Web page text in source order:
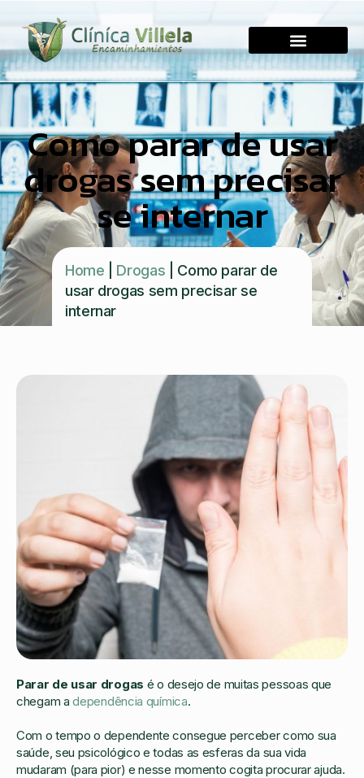
Como parar de usar
drogas sem precisar
se internar
Home Drogas
Como parar de
usar drogas sem precisar se
internar
Parar de usar drogas é o desejo de muitas pessoas que
chegam adependência química.
Com o tempo o dependente consegue perceber como sua
saúde, seu psicológico e todas as esferas da sua vida
mudaram (para pior) e nesse momento cogita procurar ajuda.